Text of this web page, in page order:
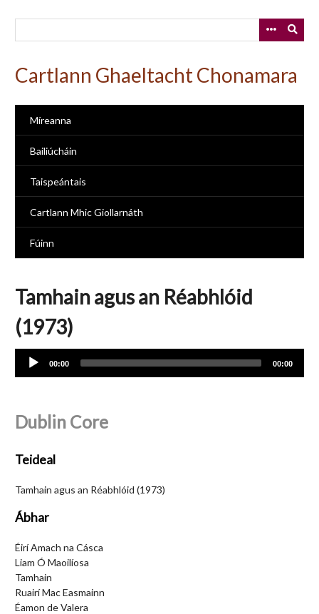
Cartlann Ghaeltacht Chonamara
Míreanna
Bailiúcháin
Taispeántais
Cartlann Mhic Giollarnáth
Fúinn
Tamhain agus an Réabhlóid
(1973)
Audio
Player
00:00 00:00
Dublin Core
Teideal
Tamhain agus an Réabhlóid (1973)
Ábhar
Éirí Amach na Cásca
Liam Ó Maoilíosa
Tamhain
Ruairí Mac Easmainn
Éamon de Valera